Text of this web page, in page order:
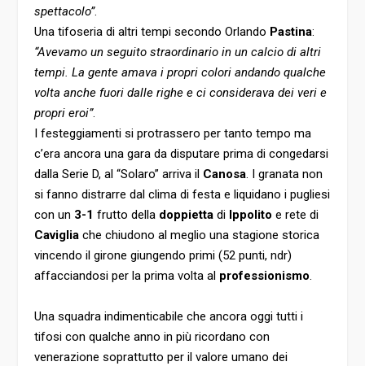
spettacolo”.
Una tifoseria di altri tempi secondo Orlando Pastina:
“Avevamo un seguito straordinario in un calcio di altri
tempi. La gente amava i propri colori andando qualche
volta anche fuori dalle righe e ci considerava dei veri e
propri eroi”.
I festeggiamenti si protrassero per tanto tempo ma
c’era ancora una gara da disputare prima di congedarsi
dalla Serie D, al “Solaro” arriva il Canosa. I granata non
si fanno distrarre dal clima di festa e liquidano i pugliesi
con un 3-1 frutto della doppietta di Ippolito e rete di
Caviglia che chiudono al meglio una stagione storica
vincendo il girone giungendo primi (52 punti, ndr)
affacciandosi per la prima volta al professionismo.
Una squadra indimenticabile che ancora oggi tutti i
tifosi con qualche anno in più ricordano con
venerazione soprattutto per il valore umano dei